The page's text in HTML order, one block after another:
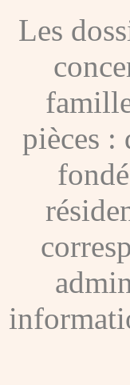
Les
pièces :